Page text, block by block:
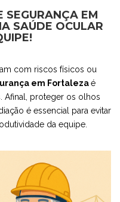
SEGURANÇA EM
SAÚDE OCULAR
com riscos físicos ou
em Fortalezaé
Afinal, proteger os olhos
é essencial para evitar
da equipe.